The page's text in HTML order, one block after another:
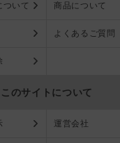
ついて 商品について
よくあるご質問
このサイトについて
運営会社